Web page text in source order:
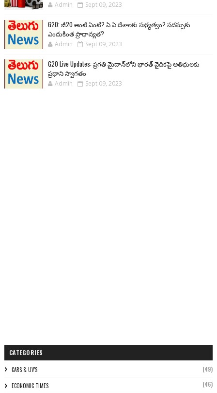
Admin Sept 09, 2023
G20: జీ20 అంటే ఏంటి? ఏ ఏ దేశాలకు సభ్యత్వం? సదస్సుకు
ఎందుకింత ప్రాధాన్యత?
Admin Sept 09, 2023
G20 Live Updates: ప్రగతి మైదాన్‌లోని భారత్ వైదికపై అతిథులకు
ప్రధాని స్వాగతం
Admin Sept 09, 2023
CATEGORIES
CARS & UV'S (49)
ECONOMIC TIMES (46)